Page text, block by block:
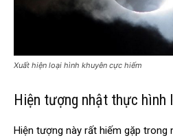
Xuất hiện loại hình khuyên cực hiếm
Hiện tượng nhật thực hình
Hiện tượng này rất hiếm gặp trong